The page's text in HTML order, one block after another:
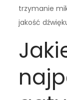
trzymanie
jakość